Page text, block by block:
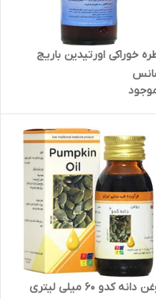
خوراکی اورتیدین باریج
روغن دانه کدو 60 میلی لیتری